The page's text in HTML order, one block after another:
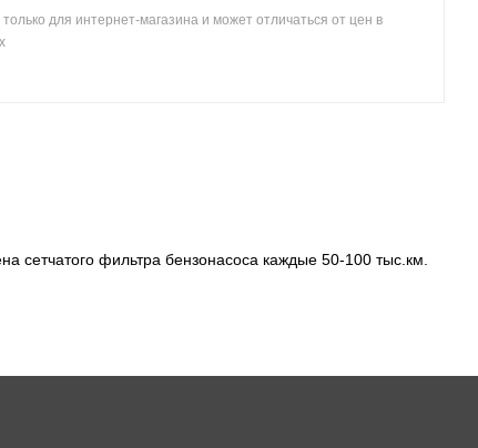
для интернет-магазина и может отличаться от цен в
сетчатого фильтра бензонасоса каждые 50-100 тыс.км.